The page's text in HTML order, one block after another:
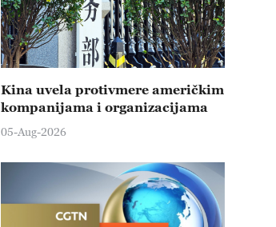
Kina uvela protivmere američkim
kompanijama i organizacijama
05-Aug-2026